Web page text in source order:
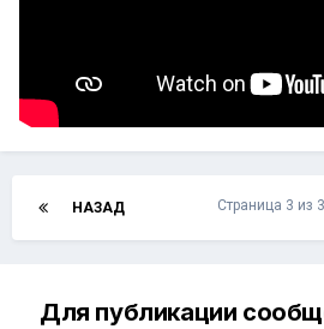
НАЗАД Страница 3 из 3
Для публикации